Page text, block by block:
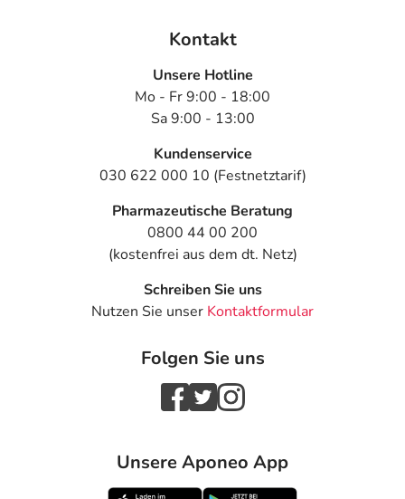
Kontakt
Unsere Hotline
Mo - Fr 9:00 - 18:00
Sa 9:00 - 13:00
Kundenservice
030 622 000 10 (Festnetztarif)
Pharmazeutische Beratung
0800 44 00 200
(kostenfrei aus dem dt. Netz)
Schreiben Sie uns
Nutzen Sie unser Kontaktformular
Folgen Sie uns
Unsere Aponeo App